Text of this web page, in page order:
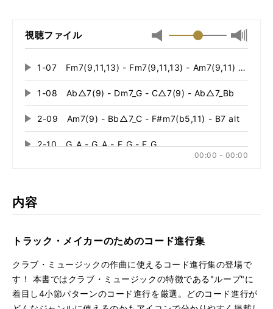
視聴ファイル
最小
音
に
り
え
最大音
量
切
替
る
再
生
す
る
1-07 Fm7(9,11,13) - Fm7(9,11,13) - Am7(9,11) -
再
生
す
る
1-08 Ab△7(9) - Dm7_G - C△7(9) - Ab△7_Bb
再
生
す
2-09 Am7(9) - Bb△7_C - F#m7(b5,11) - B7 alt
再
2-10 G_A - G_A - F_G - F_G
す
る
00:00 - 00:00
内容
トラック・メイカーのためのコード進行集
クラブ・ミュージックの作曲に使えるコード進行集の登場で
す！ 本書ではクラブ・ミュージックの特徴である"ループ"に
着目し4小節パターンのコード進行を厳選。どのコード進行が